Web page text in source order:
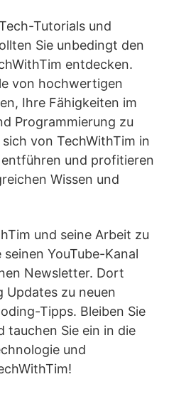
Tutorials und
Sie unbedingt den
entdecken.
von hochwertigen
Ihre Fähigkeiten im
Programmierung zu
von TechWithTim in
und profitieren
Wissen und
und seine Arbeit zu
YouTube-Kanal
Newsletter. Dort
Updates zu neuen
Tipps. Bleiben Sie
tauchen Sie ein in die
und